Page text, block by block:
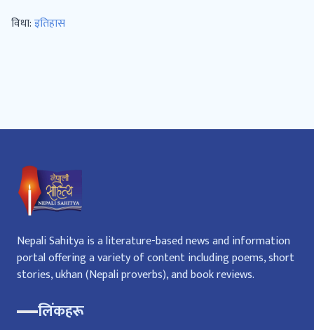
विधा:इतिहास
Nepali Sahitya is a literature-based news and information
portal offering a variety of content including poems, short
stories, ukhan (Nepali proverbs), and book reviews.
लिंकहरू